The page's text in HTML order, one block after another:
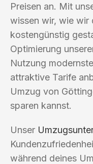
Preisen an. Mit
wissen wir, wie wir
kostengünstig
Optimierung
Nutzung
attraktive Tarife
Umzug von
sparen kannst.
Unser
während deines